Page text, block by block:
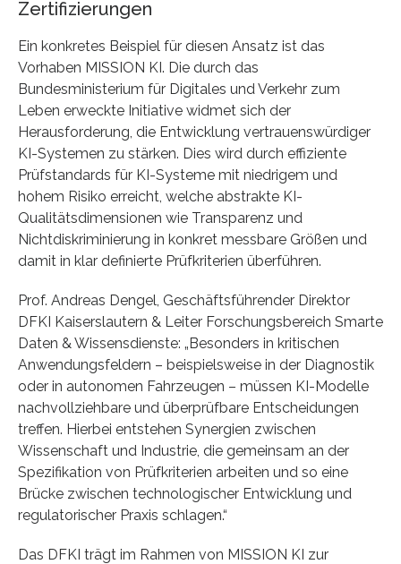
Zertifizierungen
Ein konkretes Beispiel für diesen Ansatz ist das
Vorhaben MISSION KI. Die durch das
Bundesministerium für Digitales und Verkehr zum
Leben erweckte Initiative widmet sich der
Herausforderung, die Entwicklung vertrauenswürdiger
KI-Systemen zu stärken. Dies wird durch effiziente
Prüfstandards für KI-Systeme mit niedrigem und
hohem Risiko erreicht, welche abstrakte KI-
Qualitätsdimensionen wie Transparenz und
Nichtdiskriminierung in konkret messbare Größen und
damit in klar definierte Prüfkriterien überführen.
Prof. Andreas Dengel, Geschäftsführender Direktor
DFKI Kaiserslautern & Leiter Forschungsbereich Smarte
Daten & Wissensdienste: „Besonders in kritischen
Anwendungsfeldern – beispielsweise in der Diagnostik
oder in autonomen Fahrzeugen – müssen KI-Modelle
nachvollziehbare und überprüfbare Entscheidungen
treffen. Hierbei entstehen Synergien zwischen
Wissenschaft und Industrie, die gemeinsam an der
Spezifikation von Prüfkriterien arbeiten und so eine
Brücke zwischen technologischer Entwicklung und
regulatorischer Praxis schlagen.“
Das DFKI trägt im Rahmen von MISSION KI zur